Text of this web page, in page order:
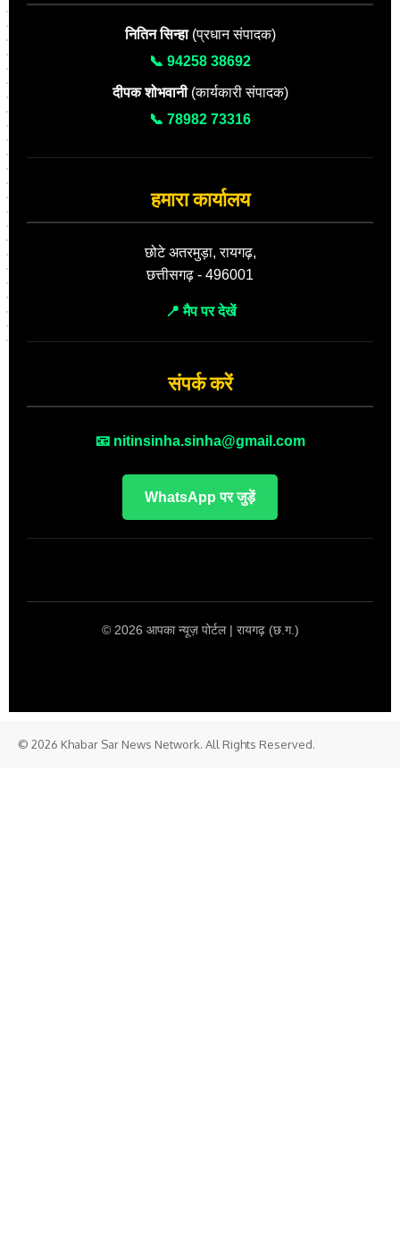
नितिन सिन्हा(प्रधान संपादक)
📞 94258 38692
दीपक शोभवानी(कार्यकारी संपादक)
📞 78982 73316
हमारा कार्यालय
छोटे अतरमुड़ा, रायगढ़,
छत्तीसगढ़ - 496001
📍 मैप पर देखें
संपर्क करें
📧 nitinsinha.sinha@gmail.com
WhatsApp पर जुड़ें
© 2026 आपका न्यूज़ पोर्टल | रायगढ़ (छ.ग.)
© 2026 Khabar Sar News Network. All Rights Reserved.